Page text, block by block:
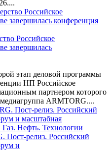
Российское
завершилась
этап деловой программы
НП Российское
партнером которого
ARMTORG....
Пост-релиз. Российский
и